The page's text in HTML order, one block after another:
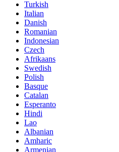
Turkish
Italian
Danish
Romanian
Indonesian
Czech
Afrikaans
Swedish
Polish
Basque
Catalan
Esperanto
Hindi
Lao
Albanian
Amharic
Armenian